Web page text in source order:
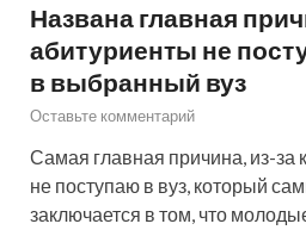
Названа главная
абитуриенты не
в выбранный вуз
Оставьте комментарий
Самая главная причина, из-за
не поступаю в вуз, который
заключается в том, что